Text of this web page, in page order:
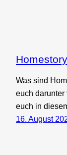
Was sind
euch
euch in
16. August